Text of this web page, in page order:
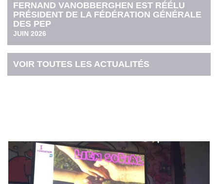
FERNAND VANOBBERGHEN EST RÉÉLU
PRÉSIDENT DE LA FÉDÉRATION GÉNÉRALE
DES PEP
JUIN 2026
VOIR TOUTES LES ACTUALITÉS